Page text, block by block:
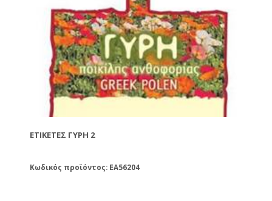
ΕΤΙΚΈΤΕΣ ΓΎΡΗ 2
Κωδικός προϊόντος: EA56204